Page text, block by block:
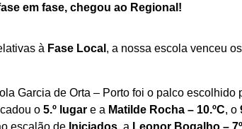
em fase, chegou ao Regional!
à Fase Local , a nossa escola venceu
Garcia de Orta – Porto foi o palco
o 5.º lugar e a Matilde Rocha – 10.ºC, o
escalão de Iniciados, a Leonor Bogalho –